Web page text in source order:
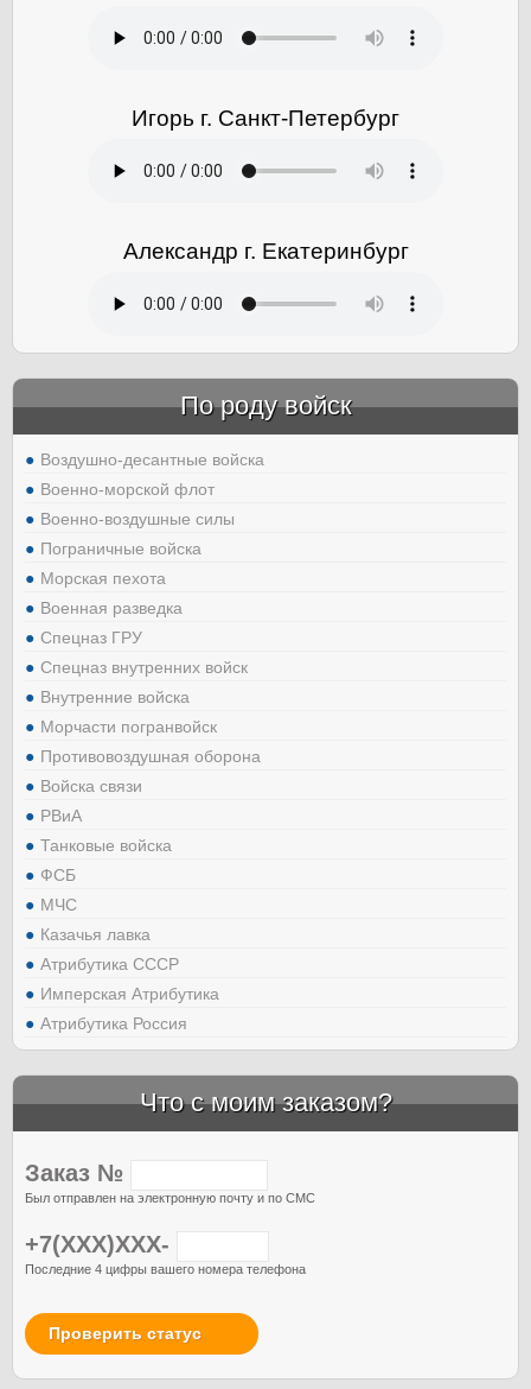
Игорь г. Санкт-Петербург
Александр г. Екатеринбург
По роду войск
Воздушно-десантные войска
Военно-морской флот
Военно-воздушные силы
Пограничные войска
Морская пехота
Военная разведка
Спецназ ГРУ
Спецназ внутренних войск
Внутренние войска
Морчасти погранвойск
Противовоздушная оборона
Войска связи
РВиА
Танковые войска
ФСБ
МЧС
Казачья лавка
Атрибутика СССР
Имперская Атрибутика
Атрибутика Россия
Что с моим заказом?
Заказ №
Был отправлен на электронную почту и по СМС
+7(XXX)XXX-
Последние 4 цифры вашего номера телефона
Проверить статус